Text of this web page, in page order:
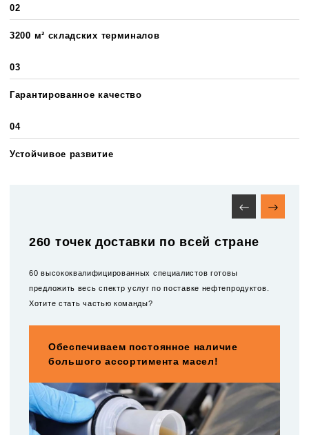
02
3200 м² складских терминалов
03
Гарантированное качество
04
Устойчивое развитие
260 точек доставки по всей стране
60 высококвалифицированных специалистов готовы
предложить весь спектр услуг по поставке нефтепродуктов.
Хотите стать частью команды?
Обеспечиваем постоянное наличие
большого ассортимента масел!